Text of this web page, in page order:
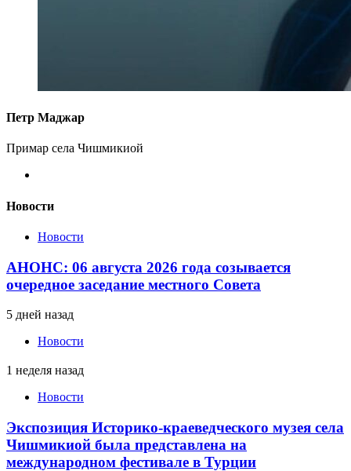
Петр Маджар
Примар села Чишмикиой
Новости
Новости
АНОНС: 06 августа 2026 года созывается
очередное заседание местного Совета
5 дней назад
Новости
1 неделя назад
Новости
Экспозиция Историко-краеведческого музея села
Чишмикиой была представлена на
международном фестивале в Турции